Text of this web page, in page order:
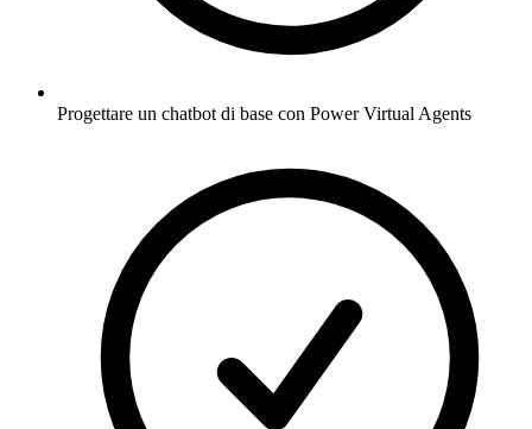
Progettare un chatbot di base con Power Virtual Agents